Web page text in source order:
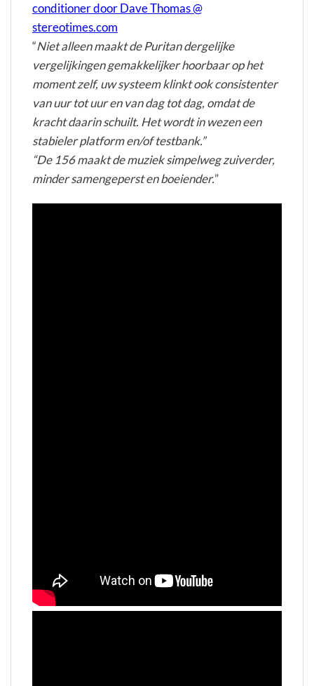
conditioner door Dave Thomas @
stereotimes.com
“Niet alleen maakt de Puritan dergelijke
vergelijkingen gemakkelijker hoorbaar op het
moment zelf, uw systeem klinkt ook consistenter
van uur tot uur en van dag tot dag, omdat de
kracht daarin schuilt. Het wordt in wezen een
stabieler platform en/of testbank.”
“De 156 maakt de muziek simpelweg zuiverder,
minder samengeperst en boeiender.”